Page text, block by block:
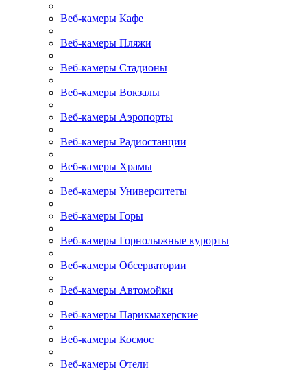
Веб-камеры Кафе
Веб-камеры Пляжи
Веб-камеры Стадионы
Веб-камеры Вокзалы
Веб-камеры Аэропорты
Веб-камеры Радиостанции
Веб-камеры Храмы
Веб-камеры Университеты
Веб-камеры Горы
Веб-камеры Горнолыжные курорты
Веб-камеры Обсерватории
Веб-камеры Автомойки
Веб-камеры Парикмахерские
Веб-камеры Космос
Веб-камеры Отели